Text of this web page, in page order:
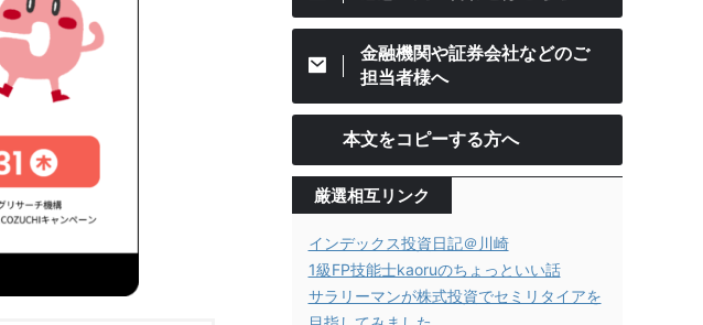
金融機関や証券会社などのご
担当者様へ
本文をコピーする方へ
厳選相互リンク
インデックス投資日記＠川崎
1級FP技能士kaoruのちょっといい話
サラリーマンが株式投資でセミリタイアを